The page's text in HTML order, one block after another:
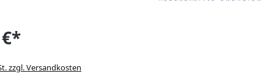
zzgl. Versandkosten